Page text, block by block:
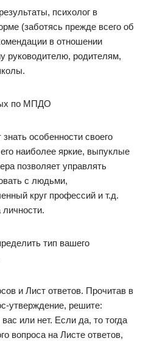
психолог в
(заботясь прежде всего об
в отношении
руководителю, родителям,
по МПДО
особенности своего
наиболее яркие, выпуклые
позволяет управлять
с людьми,
круг профессий и т.д.
тип вашего
и Лист ответов. Прочитав в
утверждение, решите:
или нет. Если да, то тогда
вопроса на Листе ответов,